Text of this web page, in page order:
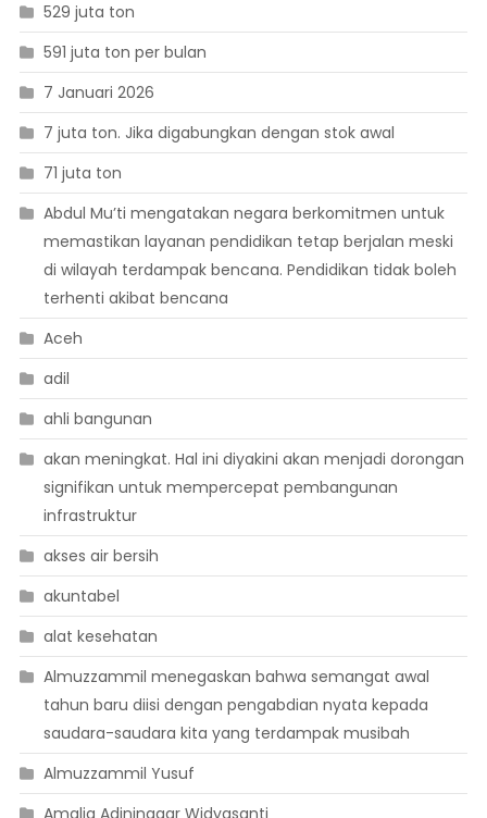
529 juta ton
591 juta ton per bulan
7 Januari 2026
7 juta ton. Jika digabungkan dengan stok awal
71 juta ton
Abdul Mu’ti mengatakan negara berkomitmen untuk
memastikan layanan pendidikan tetap berjalan meski
di wilayah terdampak bencana. Pendidikan tidak boleh
terhenti akibat bencana
Aceh
adil
ahli bangunan
akan meningkat. Hal ini diyakini akan menjadi dorongan
signifikan untuk mempercepat pembangunan
infrastruktur
akses air bersih
akuntabel
alat kesehatan
Almuzzammil menegaskan bahwa semangat awal
tahun baru diisi dengan pengabdian nyata kepada
saudara-saudara kita yang terdampak musibah
Almuzzammil Yusuf